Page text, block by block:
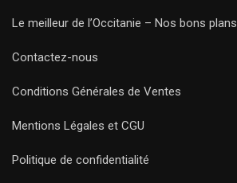
Le meilleur de l’Occitanie – Nos bons plans
Contactez-nous
Conditions Générales de Ventes
Mentions Légales et CGU
Politique de confidentialité